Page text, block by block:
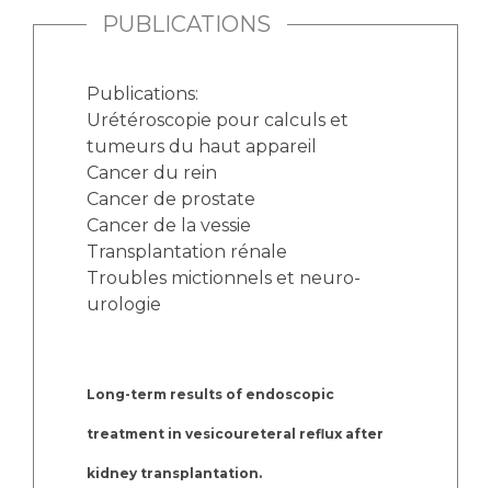
PUBLICATIONS
Publications:
Urétéroscopie pour calculs et
tumeurs du haut appareil
Cancer du rein
Cancer de prostate
Cancer de la vessie
Transplantation rénale
Troubles mictionnels et neuro-
urologie
Long-term results of endoscopic
treatment in vesicoureteral reflux after
kidney transplantation.